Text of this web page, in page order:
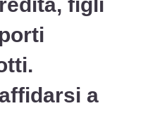
figli
a